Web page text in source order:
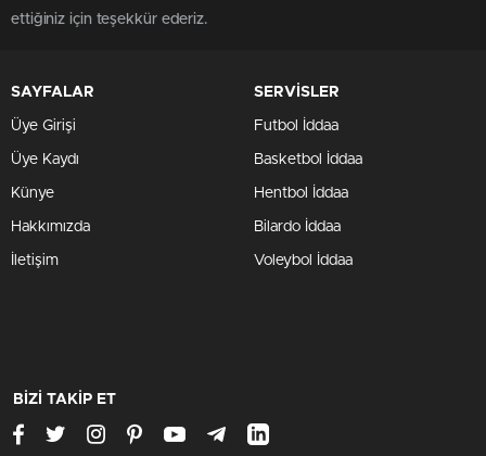
ettiğiniz için teşekkür ederiz.
SAYFALAR
Üye Girişi
Üye Kaydı
Künye
Hakkımızda
İletişim
SERVİSLER
Futbol İddaa
Basketbol İddaa
Hentbol İddaa
Bilardo İddaa
Voleybol İddaa
BİZİ TAKİP ET